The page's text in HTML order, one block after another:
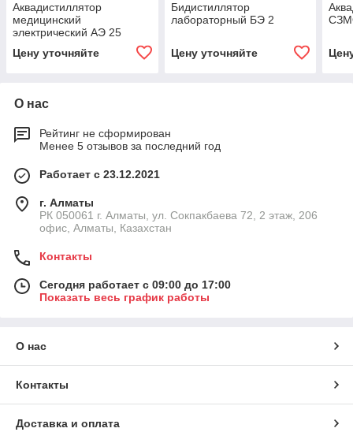
Аквадистиллятор
медицинский
электрический АЭ 25
Цену уточняйте
Бидистиллятор
лабораторный БЭ 2
Цену уточняйте
О нас
Рейтинг не сформирован
Менее 5 отзывов за последний год
Работает с 23.12.2021
г. Алматы
РК 050061 г. Алматы, ул. Сокпакбаева 72, 2 этаж, 206
офис, Алматы, Казахстан
Контакты
Сегодня работает с 09:00 до 17:00
Показать весь график работы
О нас
Контакты
Доставка и оплата